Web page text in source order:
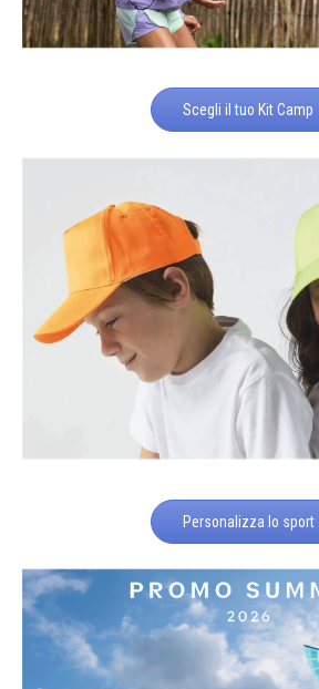
Scegli il tuo Kit Camp
Personalizza lo sport